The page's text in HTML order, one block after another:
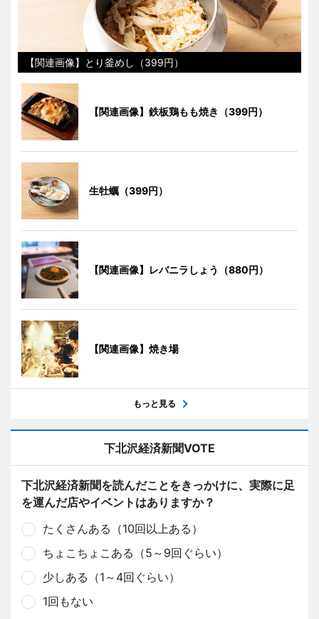
【関連画像】とり釜めし（399円）
【関連画像】鉄板鶏もも焼き（399円）
生牡蠣（399円）
【関連画像】レバニラしょう（880円）
【関連画像】焼き場
もっと見る
下北沢経済新聞VOTE
下北沢経済新聞を読んだことをきっかけに、実際に足
を運んだ店やイベントはありますか？
たくさんある（10回以上ある）
ちょこちょこある（5～9回ぐらい）
少しある（1～4回ぐらい）
1回もない